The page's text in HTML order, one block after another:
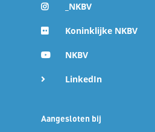
_NKBV
Koninklijke NKBV
NKBV
LinkedIn
Aangesloten bij